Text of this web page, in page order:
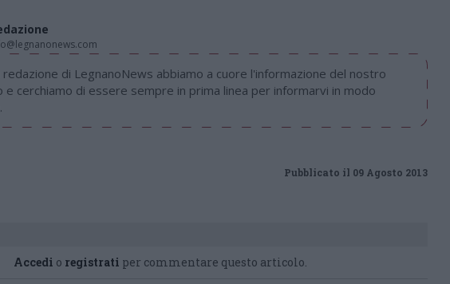
redazione di LegnanoNews abbiamo a cuore l'informazione del nostro
cerchiamo di essere sempre in prima linea per informarvi in modo
Pubblicato il 09 Agosto 2013
Accedi o registrati per commentare questo articolo.